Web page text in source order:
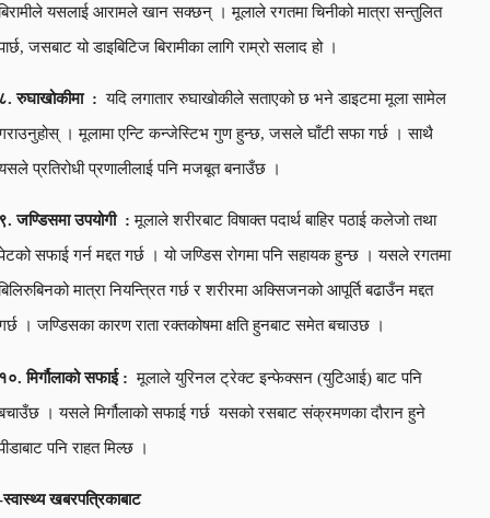
यसलाई आरामले खान सक्छन् । मूलाले रगतमा चिनीको मात्रा सन्तुलित
जसबाट यो डाइबिटिज बिरामीका लागि राम्रो सलाद हो ।
रुघाखोकीमा : यदि लगातार रुघाखोकीले सताएको छ भने डाइटमा मूला सामेल
। मूलामा एन्टि कन्जेस्टिभ गुण हुन्छ, जसले घाँटी सफा गर्छ । साथै
प्रतिरोधी प्रणालीलाई पनि मजबूत बनाउँछ ।
जण्डिसमा उपयोगी : मूलाले शरीरबाट विषाक्त पदार्थ बाहिर पठाई कलेजो तथा
सफाई गर्न मद्दत गर्छ । यो जण्डिस रोगमा पनि सहायक हुन्छ । यसले रगतमा
मात्रा नियन्त्रित गर्छ र शरीरमा अक्सिजनको आपूर्ति बढाउँन मद्दत
। जण्डिसका कारण राता रक्तकोषमा क्षति हुनबाट समेत बचाउछ ।
मिर्गौलाको सफाई : मूलाले युरिनल ट्रेक्ट इन्फेक्सन (युटिआई) बाट पनि
। यसले मिर्गौलाको सफाई गर्छ यसको रसबाट संक्रमणका दौरान हुने
पनि राहत मिल्छ ।
खबरपत्रिकाबाट